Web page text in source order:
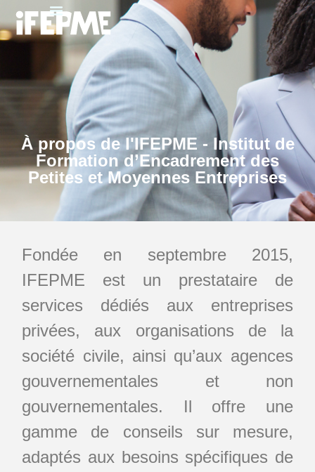
À propos de l'IFEPME - Institut de
Formation d’Encadrement des
Petites et Moyennes Entreprises
Fondée en septembre 2015,
IFEPME est un prestataire de
services dédiés aux entreprises
privées, aux organisations de la
société civile, ainsi qu’aux agences
gouvernementales et non
gouvernementales. Il offre une
gamme de conseils sur mesure,
adaptés aux besoins spécifiques de